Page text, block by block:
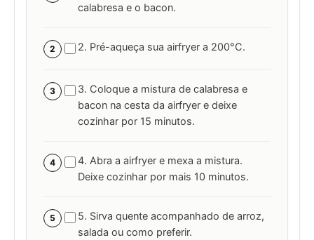
calabresa e o bacon.
2 2. Pré-aqueça sua airfryer a 200°C.
3
3. Coloque a mistura de calabresa e
bacon na cesta da airfryer e deixe
cozinhar por 15 minutos.
4
4. Abra a airfryer e mexa a mistura.
Deixe cozinhar por mais 10 minutos.
5
5. Sirva quente acompanhado de arroz,
salada ou como preferir.